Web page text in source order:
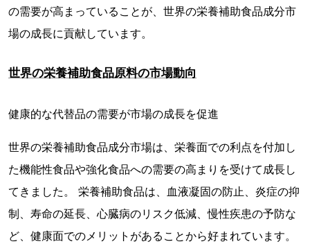
の需要が高まっていることが、世界の栄養補助食品成分市
場の成長に貢献しています。
世界の栄養補助食品原料の市場動向
健康的な代替品の需要が市場の成長を促進
世界の栄養補助食品成分市場は、栄養面での利点を付加し
た機能性食品や強化食品への需要の高まりを受けて成長し
てきました。 栄養補助食品は、血液凝固の防止、炎症の抑
制、寿命の延長、心臓病のリスク低減、慢性疾患の予防な
ど、健康面でのメリットがあることから好まれています。